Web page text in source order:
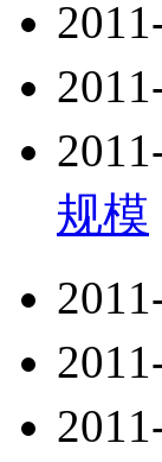
规模